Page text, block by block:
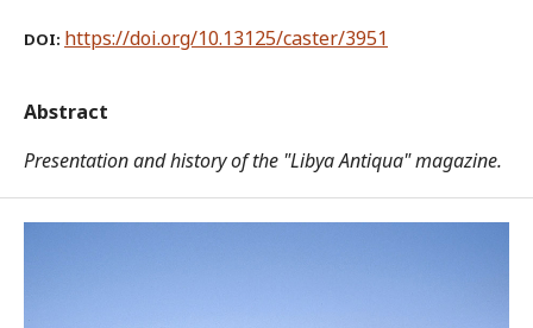
DOI: https://doi.org/10.13125/caster/3951
Abstract
Presentation and history of the "Libya Antiqua" magazine.